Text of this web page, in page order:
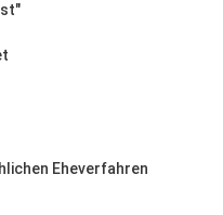
Eheverfahren